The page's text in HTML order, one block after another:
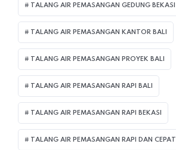
TALANG AIR PEMASANGAN GEDUNG BEKASI
TALANG AIR PEMASANGAN KANTOR BALI
TALANG AIR PEMASANGAN PROYEK BALI
TALANG AIR PEMASANGAN RAPI BALI
TALANG AIR PEMASANGAN RAPI BEKASI
TALANG AIR PEMASANGAN RAPI DAN CEPAT